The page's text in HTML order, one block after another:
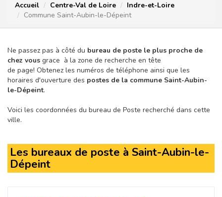
Accueil Centre-Val de Loire
Indre-et-Loire
Commune Saint-Aubin-le-Dépeint
Ne passez pas à côté du bureau de poste le plus proche de
chez vous grace à la zone de recherche en tête
de page! Obtenez les numéros de téléphone ainsi que les
horaires d'ouverture des postes de la commune Saint-Aubin-
le-Dépeint.
Voici les coordonnées du bureau de Poste recherché dans cette
ville.
Les bureaux de poste à Saint-Aubin-le-
Dépeint